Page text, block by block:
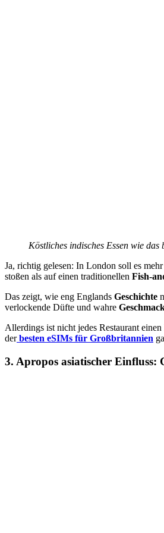
Köstliches indisches Essen wie
Ja, richtig gelesen: In London soll es mehr
stoßen als auf einen traditionellen Fish-
Das zeigt, wie eng Englands Geschichte
verlockende Düfte und wahre
Allerdings ist nicht jedes Restaurant
der besten eSIMs für Großbritannien
3. Apropos asiatischer